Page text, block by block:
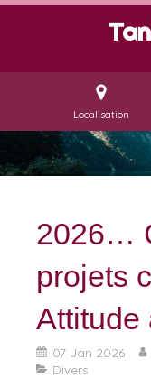
Localisation
2026…
projets
Attitude
07 Jan 2026
Divers